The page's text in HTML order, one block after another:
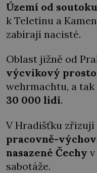
Území od
k Teletínu a
zabírají nacisté.
Oblast jižně od
výcvikový
wehrmachtu, a
30 000 lidí.
V Hradišťku zřizují
pracovně-
nasazené Čechy
sabotáže.